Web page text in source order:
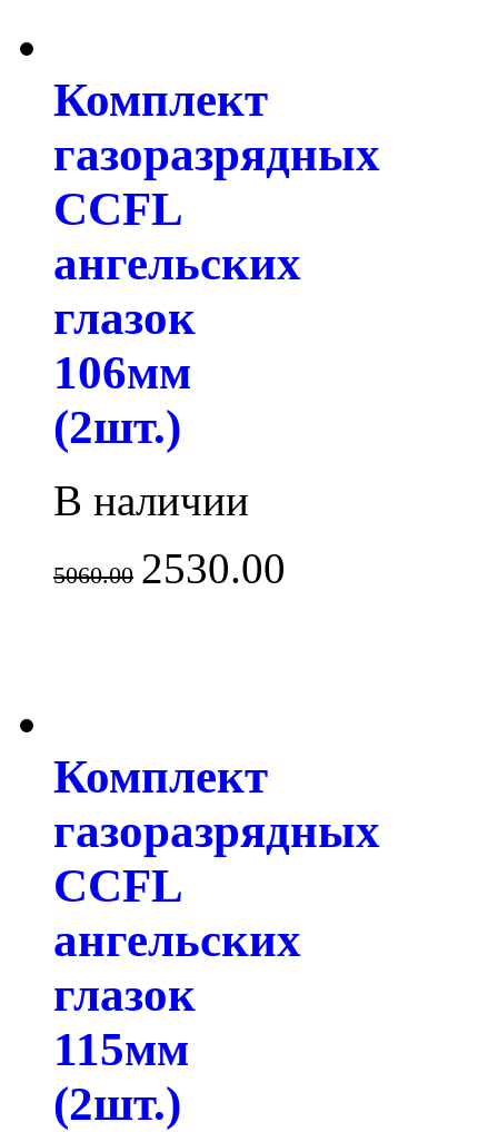
Комплект
газоразрядных
CCFL
ангельских
глазок
106мм
(2шт.)
В наличии
5060.00 2530.00
Комплект
газоразрядных
CCFL
ангельских
глазок
115мм
(2шт.)